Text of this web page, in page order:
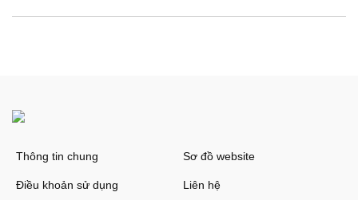
Thông tin chung Sơ đồ website
Điều khoản sử dụng Liên hệ